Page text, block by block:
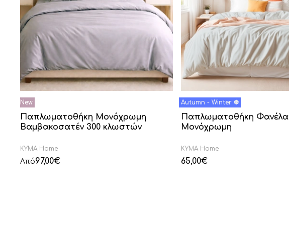
Παπλωματοθήκη Μονόχρωμη
Βαμβακοσατέν 300 κλωστών
KYMA Home
Από97,00€
Παπλωματοθήκη Φανέλα
Μονόχρωμη
KYMA Home
65,00€